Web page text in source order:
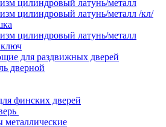
цилиндровый латунь/металл
цилиндровый латунь/металл /кл/
цилиндровый латунь/металл
для раздвижных дверей
дверной
финских дверей